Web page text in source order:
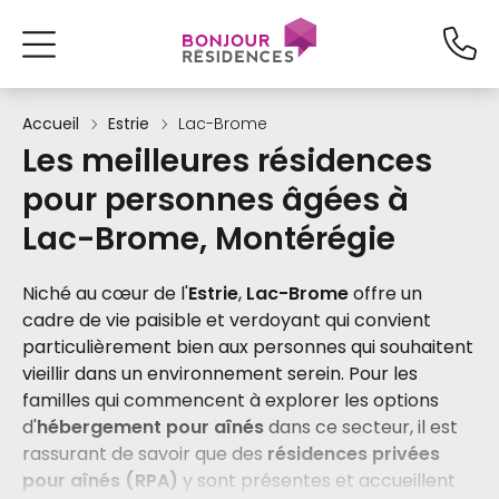
Accueil Estrie Lac-Brome
Les meilleures résidences
pour personnes âgées à
Lac-Brome, Montérégie
Niché au cœur de l'Estrie, Lac-Bromeoffre un
cadre de vie paisible et verdoyant qui convient
particulièrement bien aux personnes qui souhaitent
vieillir dans un environnement serein. Pour les
familles qui commencent à explorer les options
d'hébergement pour aînésdans ce secteur, il est
rassurant de savoir que des résidences privées
pour aînés (RPA) y sont présentes et accueillent